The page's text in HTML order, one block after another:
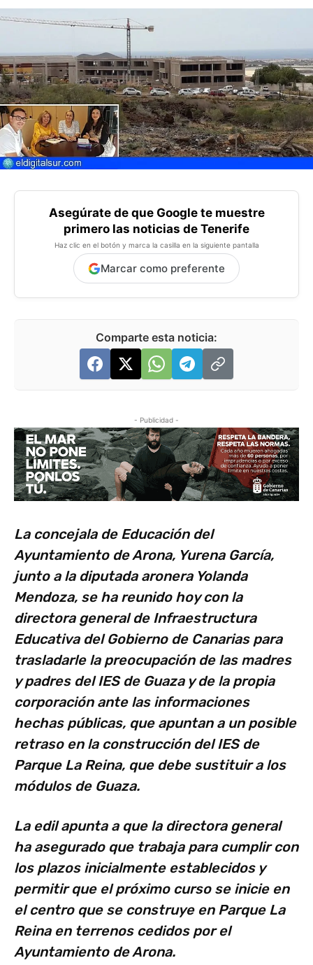
Asegúrate de que Google te muestre
primero las noticias de Tenerife
Haz clic en el botón y marca la casilla en la siguiente pantalla
Marcar como preferente
Comparte esta noticia:
- Publicidad -
La concejala de Educación del
Ayuntamiento de Arona, Yurena García,
junto a la diputada aronera Yolanda
Mendoza, se ha reunido hoy con la
directora general de Infraestructura
Educativa del Gobierno de Canarias para
trasladarle la preocupación de las madres
y padres del IES de Guaza y de la propia
corporación ante las informaciones
hechas públicas, que apuntan a un posible
retraso en la construcción del IES de
Parque La Reina, que debe sustituir a los
módulos de Guaza.
La edil apunta a que la directora general
ha asegurado que trabaja para cumplir con
los plazos inicialmente establecidos y
permitir que el próximo curso se inicie en
el centro que se construye en Parque La
Reina en terrenos cedidos por el
Ayuntamiento de Arona.